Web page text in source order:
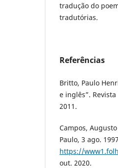
tradução do
tradutórias.
Referências
Britto, Paulo
e inglês”.
2011.
Campos,
Paulo, 3 ago.
https://
out. 2020.